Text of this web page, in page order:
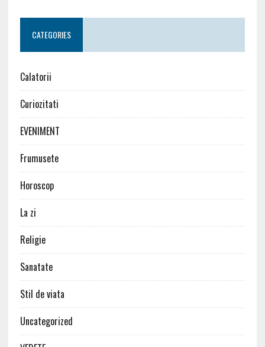
CATEGORIES
Calatorii
Curiozitati
EVENIMENT
Frumusete
Horoscop
La zi
Religie
Sanatate
Stil de viata
Uncategorized